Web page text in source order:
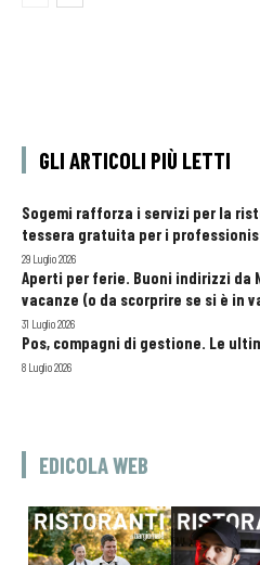
GLI ARTICOLI PIÙ LETTI
Sogemi rafforza i servizi per la
tessera gratuita per i
29 Luglio 2026
Aperti per ferie. Buoni indirizzi da
vacanze (o da scorprire se si è in
31 Luglio 2026
Pos, compagni di gestione. Le
8 Luglio 2026
EDICOLA WEB